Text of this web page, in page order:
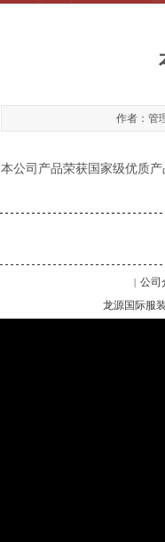
作者：管
本公司产品荣获国家级优质产
| 公司
龙源国际服